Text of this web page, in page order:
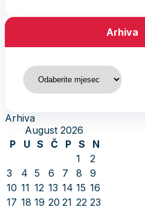
Arhiva
Arhiva
Arhiva
August 2026
P
U S Č P S
N
1
2
3
4 5 6 7 8
9
10 11 12 13 14 15 16
17 18 19 20 21 22 23